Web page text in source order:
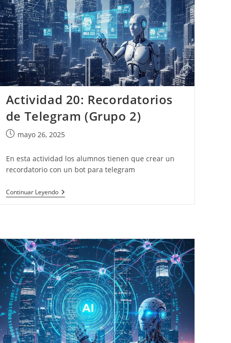
web
Actividad 20: Recordatorios
de Telegram (Grupo 2)
Publicación
la
entrada:
mayo 26, 2025
En esta actividad los alumnos tienen que crear un
recordatorio con un bot para telegram
Continuar LeyendoActividad
20:
2)